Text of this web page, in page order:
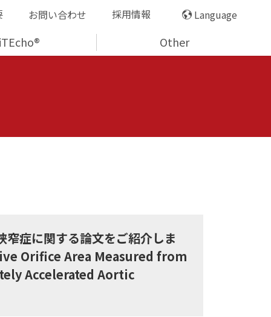
お問い合わせ 採用情報 Language
iTEcho® Other
症に関する論文をご紹介しま
Orifice Area Measured from
Accelerated Aortic